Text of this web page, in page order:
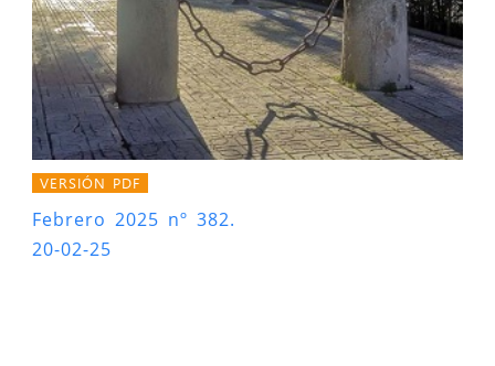
VERSIÓN PDF
Febrero 2025 nº 382.
20-02-25